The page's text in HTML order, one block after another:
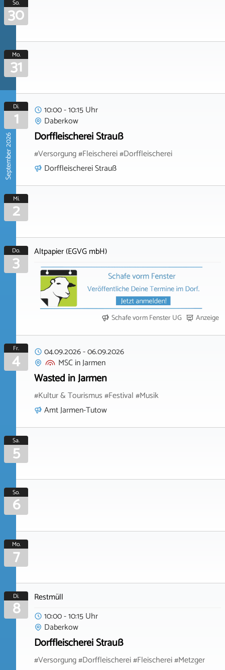
So.
30
Mo.
31
September 2026
Di.
1
10:00 - 10:15 Uhr
Daberkow
Dorffleischerei Strauß
#Versorgung #Fleischerei #Dorffleischerei
Dorffleischerei Strauß
Mi.
2
Do.
3 Altpapier (EGVG mbH)
Schafe vorm Fenster UG Anzeige
Fr.
4 04.09.2026-06.09.2026
MSCinJarmen
Wasted in Jarmen
#Kultur & Tourismus #Festival #Musik
Amt Jarmen-Tutow
Sa.
5
So.
6
Mo.
7
Di.
8
Restmüll
10:00 - 10:15 Uhr
Daberkow
Dorffleischerei Strauß
#Versorgung #Dorffleischerei #Fleischerei #Metzger